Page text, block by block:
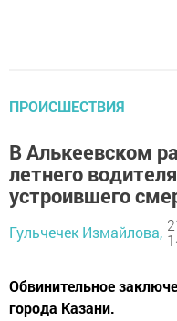
ПРОИСШЕСТВИЯ
В Алькеевском
летнего
устроившего
Гульчечек Измайлова,
Обвинительное
города Казани.